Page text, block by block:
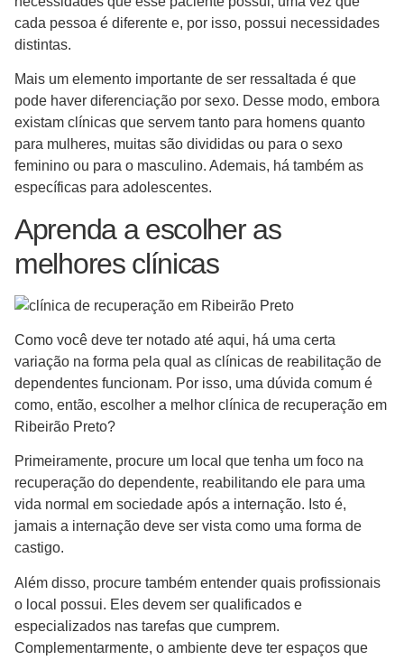
cada pessoa é diferente e, por isso, possui necessidades
distintas.
Mais um elemento importante de ser ressaltada é que
pode haver diferenciação por sexo. Desse modo, embora
existam clínicas que servem tanto para homens quanto
para mulheres, muitas são divididas ou para o sexo
feminino ou para o masculino. Ademais, há também as
específicas para adolescentes.
Aprenda a escolher as
melhores clínicas
Como você deve ter notado até aqui, há uma certa
variação na forma pela qual as clínicas de reabilitação de
dependentes funcionam. Por isso, uma dúvida comum é
como, então, escolher a melhor clínica de recuperação em
Ribeirão Preto?
Primeiramente, procure um local que tenha um foco na
recuperação do dependente, reabilitando ele para uma
vida normal em sociedade após a internação. Isto é,
jamais a internação deve ser vista como uma forma de
castigo.
Além disso, procure também entender quais profissionais
o local possui. Eles devem ser qualificados e
especializados nas tarefas que cumprem.
Complementarmente, o ambiente deve ter espaços que